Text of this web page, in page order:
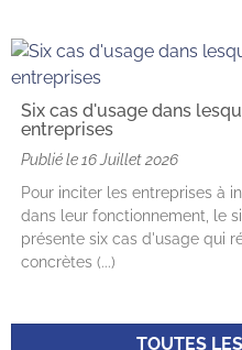
Six cas d'usage dans
entreprises
Publié le 16 Juillet 2026
Pour inciter les entreprises à
dans leur fonctionnement, le
présente six cas d'usage qui
concrètes (...)
TOUTES